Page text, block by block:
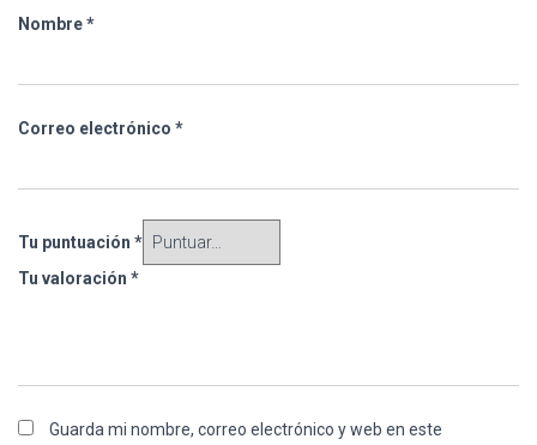
Nombre*
Correo electrónico *
Tu puntuación *
Tu valoración *
Guarda mi nombre, correo electrónico y web en este